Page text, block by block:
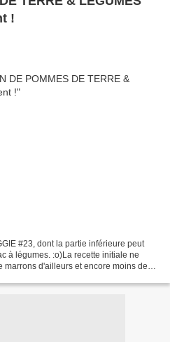
!
#23, dont la partie inférieure peut
à légumes. :o)La recette initiale ne
marrons d'ailleurs et encore moins de